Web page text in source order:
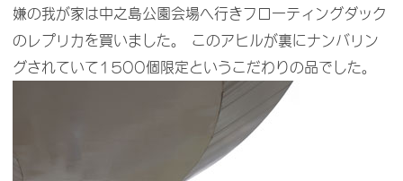
嫌の我が家は中之島公園会場へ行きフローティングダック
のレプリカを買いました。 このアヒルが裏にナンバリン
グされていて1500個限定というこだわりの品でした。